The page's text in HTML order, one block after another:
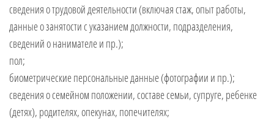
сведения о трудовой деятельности (включая стаж, опыт работы,
данные о занятости с указанием должности, подразделения,
сведений о нанимателе и пр.);
пол;
биометрические персональные данные (фотографии и пр.);
сведения о семейном положении, составе семьи, супруге, ребенке
(детях), родителях, опекунах, попечителях;